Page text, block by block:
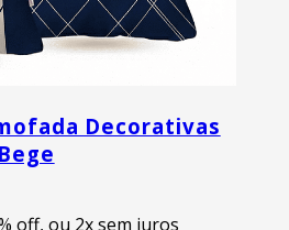
Decorativas
off, ou 2x sem juros